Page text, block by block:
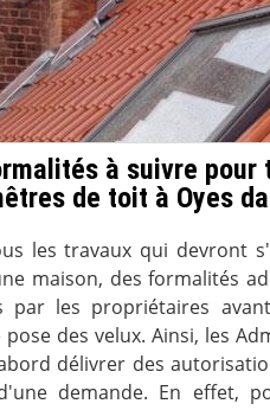
à suivre
de toit à Oyes
les travaux qui devront
maison, des formalités
par les propriétaires
des velux. Ainsi, les
délivrer des
demande. En effet,